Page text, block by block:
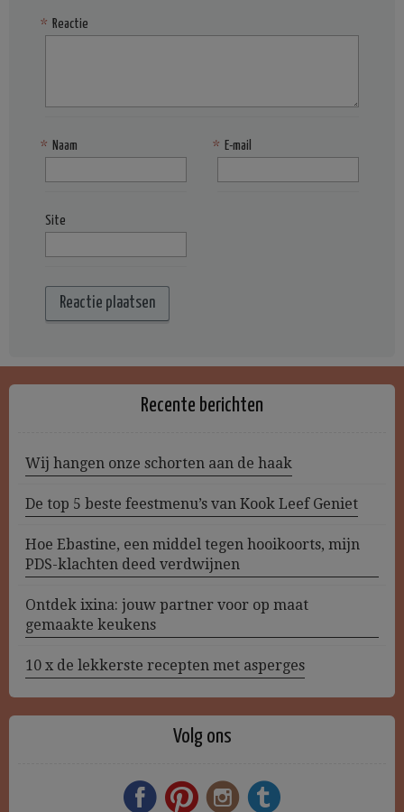
Reactie
*
Naam
* E-mail
*
Site
Recente berichten
Wij hangen onze schorten aan de haak
De top 5 beste feestmenu’s van Kook Leef Geniet
Hoe Ebastine, een middel tegen hooikoorts, mijn
PDS-klachten deed verdwijnen
Ontdek ixina: jouw partner voor op maat
gemaakte keukens
10 x de lekkerste recepten met asperges
Volg ons